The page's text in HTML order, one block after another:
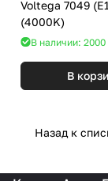
Voltega 7049 (E14)
(4000K)
В наличии: 2000
В
Назад к